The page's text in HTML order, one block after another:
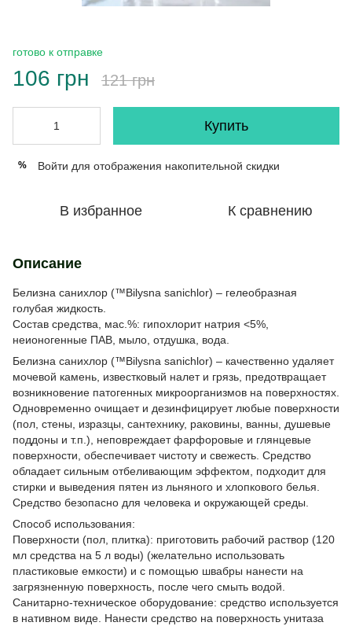
готово к отправке
106 грн 121 грн
Купить
% Войти для отображения накопительной скидки
В избранное К сравнению
Описание
Белизна санихлор (™Bilysna sanichlor) – гелеобразная
голубая жидкость.
Состав средства, мас.%: гипохлорит натрия <5%,
неионогенные ПАВ, мыло, отдушка, вода.
Белизна санихлор (™Bilysna sanichlor) – качественно удаляет
мочевой камень, известковый налет и грязь, предотвращает
возникновение патогенных микроорганизмов на поверхностях.
Одновременно очищает и дезинфицирует любые поверхности
(пол, стены, изразцы, сантехнику, раковины, ванны, душевые
поддоны и т.п.), неповреждает фарфоровые и глянцевые
поверхности, обеспечивает чистоту и свежесть. Средство
обладает сильным отбеливающим эффектом, подходит для
стирки и выведения пятен из льняного и хлопкового белья.
Средство безопасно для человека и окружающей среды.
Способ использования:
Поверхности (пол, плитка): приготовить рабочий раствор (120
мл средства на 5 л воды) (желательно использовать
пластиковые емкости) и с помощью швабры нанести на
загрязненную поверхность, после чего смыть водой.
Санитарно-техническое оборудование: средство используется
в нативном виде. Нанести средство на поверхность унитаза